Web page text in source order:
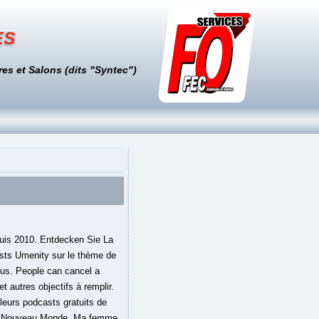
et Salons (dits "Syntec")
Un lieu calme, un smartphone et des écouteurs, voilà ce qui semblerait être pour de nombreuses personnes le secret du bonheur. Quelle est vraiment l'histoire de…, Anne Ghesquière reçoit dans Métamorphose Nassrine Rezza, auteure, enseignante et conférencière qui nous invite à explorer nos richesses intérieures. C’est un Méditation up de reconn _PC.indd C2019 moment agréab aissance pour n° 1 : nie avec elle, MEDITE_C le ma peau. Share this event with your friends. Méditation Easy est un podcast de Célia Lagrange qui se consacre aux bienfaits de la méditation au quotidien. We use guided meditation, binaural beats, mindfulness, and 20+ years experience in Healing Arts. Le livre Courir … Lâcher Prise. 4 - Start - 4. Stories are often between 500 words to 1,000 in length. Thu, 10 Jan 2019. Podcast by Mind . Disponible sur franceinter.fr, Apple Podcasts. Mnrctr , 20/07/2020 J’ai découvert la méditation grâce à toi et c’est juste super apaisant. Merci https://www.lesoreillerspaul.fr, oreillers qui épousent la forme de votre visage de soutenir ce podcast, et bénéficiez d’une réduction de -15% sur votre…, Laudes - 7e jour dans l'Octave de Noël (11:10)Au commencement était le Verbe (Jean 1,1-18)• Commentaire de saint Augustin, au IVe siècle, On est en décembre, déjà ! La méditation est entourée de nombreux mythes et de promesses audacieuses. Fri, 07 Dec 2018. Entdecken Sie Meilleure chanson de méditation von Oasis Relaxante Pour Dormir bei Amazon Music. Le dernier mois de l'année. Calm is one of the most popular meditation apps, with over 50 million downloads.The app is free to download, with subscriptions to access all the content. Der regionale Fahrzeugmarkt von inFranken.de. Yvan Poirier CAPSULE 7 L'ÉVEIL DE LA CONSCIENCE La Libération de l'Enfermement Séculaire Vers l'Ascension. Tiré de son best-seller du même nom, ce podcast nous apprend à bien (ou mieux) méditer. De quoi s'agit-il ? Le meilleur podcast de méditation Tout si